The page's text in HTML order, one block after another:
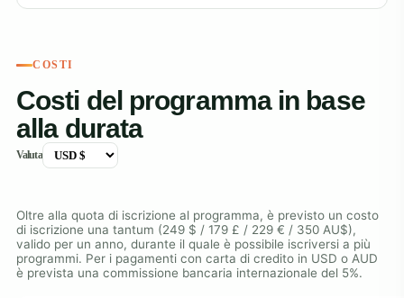
COSTI
Costi del programma in base
alla durata
Valuta
Oltre alla quota di iscrizione al programma, è previsto un costo
di iscrizione una tantum (249 $ / 179 £ / 229 € / 350 AU$),
valido per un anno, durante il quale è possibile iscriversi a più
programmi. Per i pagamenti con carta di credito in USD o AUD
è prevista una commissione bancaria internazionale del 5%.